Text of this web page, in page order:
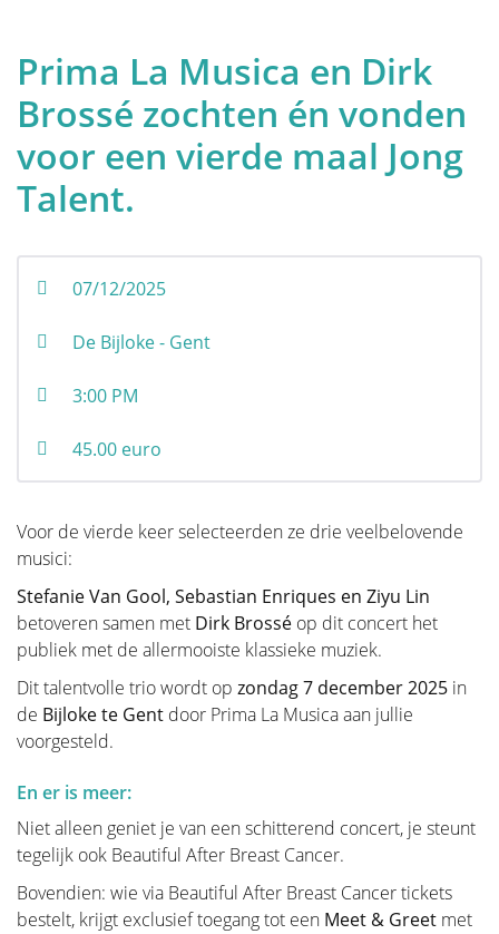
QUALITY OF LIFE
belangrijk om deze risico- en genetische factoren te
begrijpen.
Risicofactoren en Screening
Genetische factoren
Het belang van screening en
zelfonderzoek
Diagnose
Ik kreeg de diagnose kanker... Deze website is een
portaal die u en uw naasten zal helpen om
persoonlijke informatie en antwoorden te vinden voor
uw probleem.
Deze website moet een houvast en steun zijn voor
patiënten op weg naar herstel en een beter leven.
Het "Diagnose" gedeelte van onze website is
zorgen we in "Anatomie en Fysiologie" voor een
basiskennis van de borst. In het tweede deel
"Tumoren en aandoeningen" gaan we dieper in op
alles wat met aandoeningen van de borst te maken
heeft.
Prima La Musica en Dirk
Brossé zochten én vonden
voor een vierde maal Jong
Talent.
07/12/2025
De Bijloke - Gent
3:00 PM
45.00 euro
Voor de vierde keer selecteerden ze drie veelbelovende
musici:
Stefanie Van Gool, Sebastian Enriques en Ziyu Lin
betoveren samen met Dirk Brossé op dit concert het
publiek met de allermooiste klassieke muziek.
Dit talentvolle trio wordt op zondag 7 december 2025 in
de Bijloke te Gent door Prima La Musica aan jullie
voorgesteld.
En er is meer:
Niet alleen geniet je van een schitterend concert, je steunt
tegelijk ook Beautiful After Breast Cancer.
Bovendien: wie via Beautiful After Breast Cancer tickets
bestelt, krijgt exclusief toegang tot een Meet & Greet met